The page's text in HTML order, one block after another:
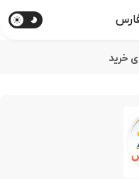
خرید